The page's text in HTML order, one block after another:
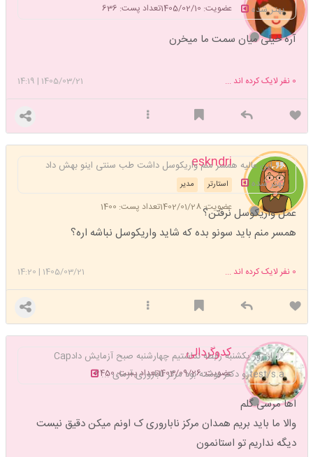
عضویت: 1405/02/10 تعداد پست: 636
بهتر شده
آره خیلی میان سمت ما میخرن
1405/03/21
|
14:19 0 نفر لایک کرده اند ...
eskndri
مدیر استارتر
عضویت: 1402/01/28 تعداد پست: 1400
این عالیه همسر منم واریکوسل داشت طب سنتی اینو بهش داد
بهتر شده
عمل واریکوسل نرفتن؟
همسر منم باید سونو بده که شاید واریکوسل نباشه اره؟
1405/03/21
|
14:20 0 نفر لایک کرده اند ...
کدوگردالی
عضویت: 1403/09/26 تعداد پست: 6450
از روز یکشنبه رابطه نداشتیم چهارشنبه صبح آزمایش دادCap
test/s.aرو دکتر نوشته بود مرکز ناباروری آزمای ...
اها مرسی گلم
والا ما باید بریم همدان مرکز ناباروری ک اونم میکن دقیق نیست
دیگه نداریم تو استانمون